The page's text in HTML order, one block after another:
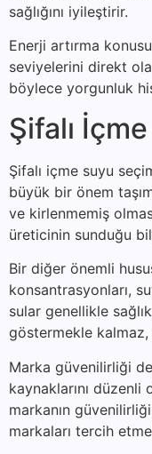
sağlığını iyileştirir.
Enerji artırma
seviyelerini direkt
böylece yorgunluk
Şifalı
Şifalı içme suyu
büyük bir önem
ve kirlenmemiş
üreticinin sunduğu
Bir diğer önemli
konsantrasyonları,
sular genellikle
göstermekle kalmaz,
Marka güvenilirliği
kaynaklarını düzenli
markanın
markaları tercih